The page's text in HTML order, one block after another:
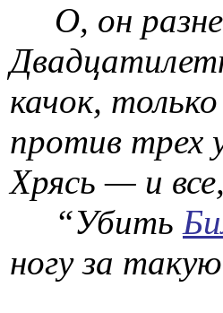
О, он
качок,
против трех
Хрясь — и
“Убить
ногу за